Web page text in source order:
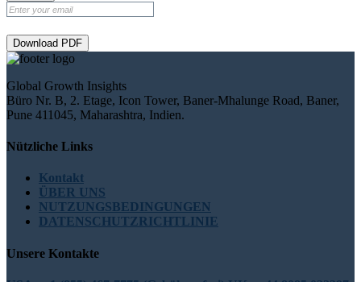
Download PDF
Global Growth Insights
Büro Nr. B, 2. Etage, Icon Tower, Baner-Mhalunge Road, Baner,
Pune 411045, Maharashtra, Indien.
Nützliche Links
Kontakt
ÜBER UNS
NUTZUNGSBEDINGUNGEN
DATENSCHUTZRICHTLINIE
Unsere Kontakte